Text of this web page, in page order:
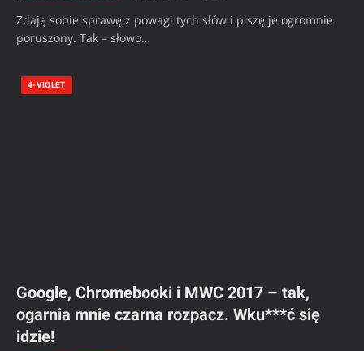
Zdaję sobie sprawę z powagi tych słów i piszę je ogromnie
poruszony. Tak – słowo…
4-VIOLET
Google, Chromebooki i MWC 2017 – tak,
ogarnia mnie czarna rozpacz. Wku***ć się
idzie!